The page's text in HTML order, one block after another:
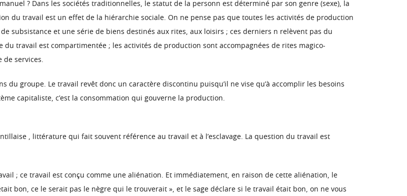
? Dans les sociétés traditionnelles, le statut de la personn est déterminé par son genre (sexe), la
du travail est un effet de la hiérarchie sociale. On ne pense pas que toutes les activités de production
subsistance et une série de biens destinés aux rites, aux loisirs ; ces derniers n relèvent pas du
travail est compartimentée ; les activités de production sont accompagnées de rites magico-
de services.
du groupe. Le travail revêt donc un caractère discontinu puisqu’il ne vise qu’à accomplir les besoins
capitaliste, c’est la consommation qui gouverne la production.
, littérature qui fait souvent référence au travail et à l’esclavage. La question du travail est
; ce travail est conçu comme une aliénation. Et immédiatement, en raison de cette aliénation, le
bon, ce le serait pas le nègre qui le trouverait », et le sage déclare si le travail était bon, on ne vous